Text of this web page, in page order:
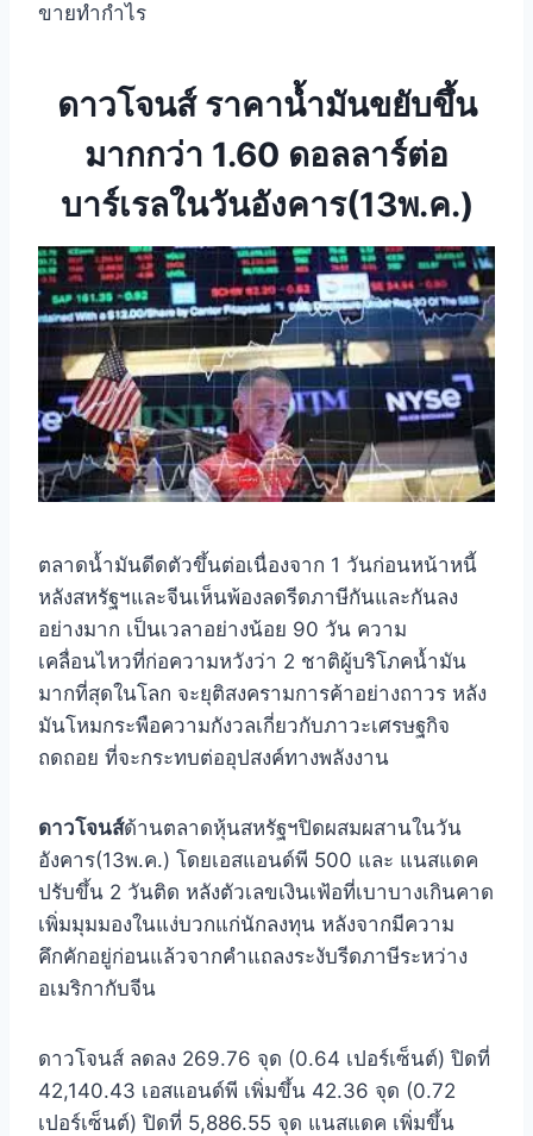
ขายทำกำไร
ดาวโจนส์ ราคาน้ำมันขยับขึ้น
มากกว่า 1.60 ดอลลาร์ต่อ
บาร์เรลในวันอังคาร(13พ.ค.)
ตลาดน้ำมันดีดตัวขึ้นต่อเนื่องจาก 1 วันก่อนหน้าหนี้
หลังสหรัฐฯและจีนเห็นพ้องลดรีดภาษีกันและกันลง
อย่างมาก เป็นเวลาอย่างน้อย 90 วัน ความ
เคลื่อนไหวที่ก่อความหวังว่า 2 ชาติผู้บริโภคน้ำมัน
มากที่สุดในโลก จะยุติสงครามการค้าอย่างถาวร หลัง
มันโหมกระพือความกังวลเกี่ยวกับภาวะเศรษฐกิจ
ถดถอย ที่จะกระทบต่ออุปสงค์ทางพลังงาน
ดาวโจนส์ด้านตลาดหุ้นสหรัฐฯปิดผสมผสานในวัน
อังคาร(13พ.ค.) โดยเอสแอนด์พี 500 และ แนสแดค
ปรับขึ้น 2 วันติด หลังตัวเลขเงินเฟ้อที่เบาบางเกินคาด
เพิ่มมุมมองในแง่บวกแก่นักลงทุน หลังจากมีความ
คึกคักอยู่ก่อนแล้วจากคำแถลงระงับรีดภาษีระหว่าง
อเมริกากับจีน
ดาวโจนส์ ลดลง 269.76 จุด (0.64 เปอร์เซ็นต์) ปิดที่
42,140.43 เอสแอนด์พี เพิ่มขึ้น 42.36 จุด (0.72
เปอร์เซ็นต์) ปิดที่ 5,886.55 จุด แนสแดค เพิ่มขึ้น